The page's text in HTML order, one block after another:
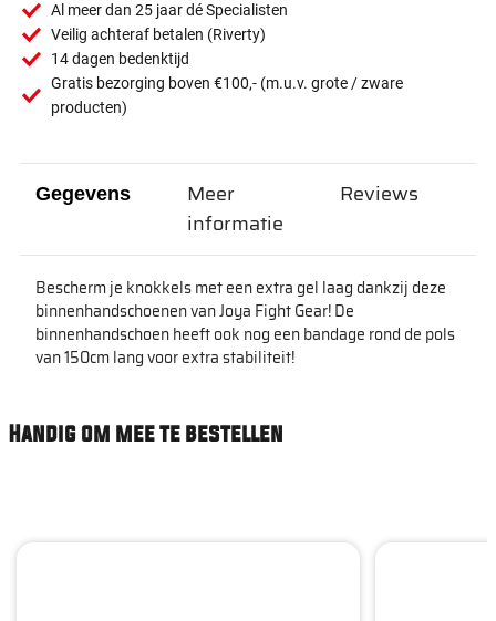
Al meer dan 25 jaar dé Specialisten
Veilig achteraf betalen (Riverty)
14 dagen bedenktijd
Gratis bezorging boven €100,- (m.u.v. grote / zware
producten)
Gegevens
Bescherm je knokkels met een extra gel laag dankzij deze
binnenhandschoenen van Joya Fight Gear! De
binnenhandschoen heeft ook nog een bandage rond de pols
van 150cm lang voor extra stabiliteit!
Meer
informatie
Reviews
Handig om mee te bestellen